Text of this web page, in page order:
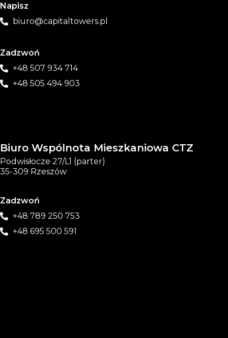
Napisz
biuro@capitaltowers.pl
Zadzwoń
+48 507 934 714
+48 505 494 903
Biuro Wspólnota Mieszkaniowa CTZ
Podwisłocze 27/L1 (parter)
35-309 Rzeszów
Zadzwoń
+48 789 250 753
+48 695 500 591